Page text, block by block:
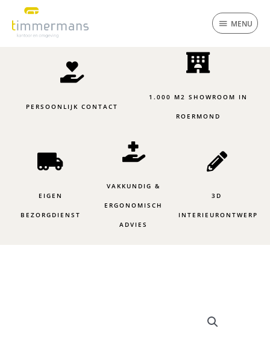
inhoud
MENU
PERSOONLIJK CONTACT
1.000 M2 SHOWROOM IN
ROERMOND
EIGEN
BEZORGDIENST
VAKKUNDIG &
ERGONOMISCH
ADVIES
3D
INTERIEURONTWERP